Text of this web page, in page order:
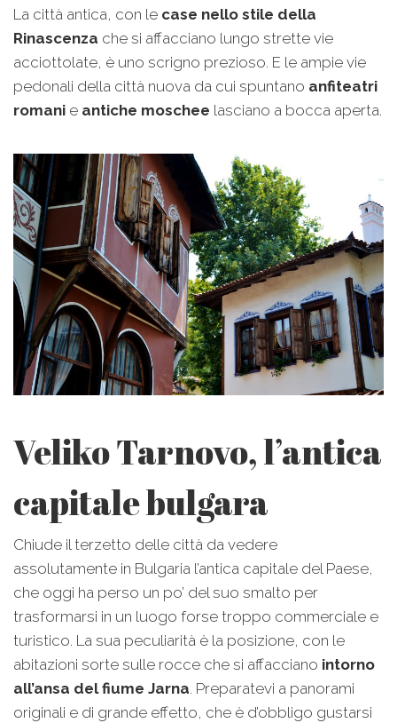
La città antica, con le case nello stile della
Rinascenza che si affacciano lungo strette vie
acciottolate, è uno scrigno prezioso. E le ampie vie
pedonali della città nuova da cui spuntano anfiteatri
romani e antiche moschee lasciano a bocca aperta.
Veliko Tarnovo, l’antica
capitale bulgara
Chiude il terzetto delle città da vedere
assolutamente in Bulgaria l’antica capitale del Paese,
che oggi ha perso un po’ del suo smalto per
trasformarsi in un luogo forse troppo commerciale e
turistico. La sua peculiarità è la posizione, con le
abitazioni sorte sulle rocce che si affacciano intorno
all’ansa del fiume Jarna. Preparatevi a panorami
originali e di grande effetto, che è d’obbligo gustarsi